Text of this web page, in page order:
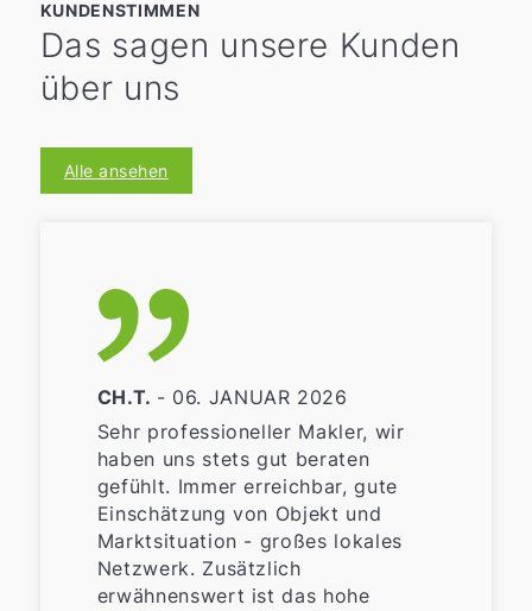
KUNDENSTIMMEN
Das sagen unsere Kunden
über uns
Alle ansehen
CH.T. - 06. JANUAR 2026
Sehr professioneller Makler, wir
haben uns stets gut beraten
gefühlt. Immer erreichbar, gute
Einschätzung von Objekt und
Marktsituation - großes lokales
Netzwerk. Zusätzlich
erwähnenswert ist das hohe